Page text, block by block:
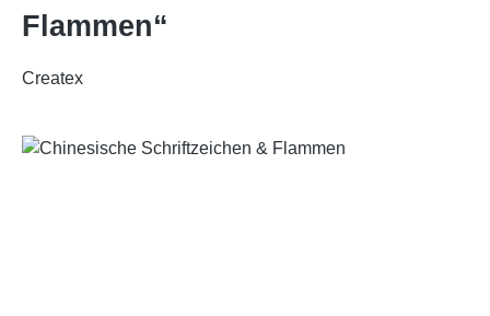
Flammen“
Createx
Bildergalerie überspringen